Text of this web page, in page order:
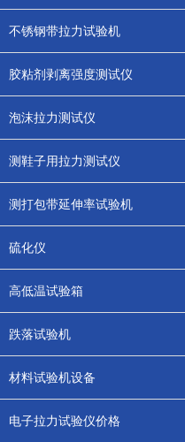
不锈钢带拉力试验机
胶粘剂剥离强度测试仪
泡沫拉力测试仪
测鞋子用拉力测试仪
测打包带延伸率试验机
硫化仪
高低温试验箱
跌落试验机
材料试验机设备
电子拉力试验仪价格